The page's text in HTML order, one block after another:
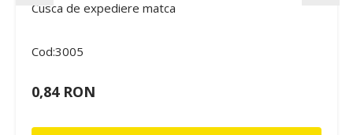
Cusca de expediere matca
Cod:3005
0,84 RON